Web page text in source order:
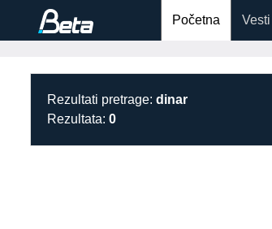
Početna Vesti
Rezultati pretrage: dinar
Rezultata: 0